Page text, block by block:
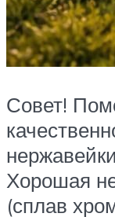
Совет!
Хорошая
(сплав